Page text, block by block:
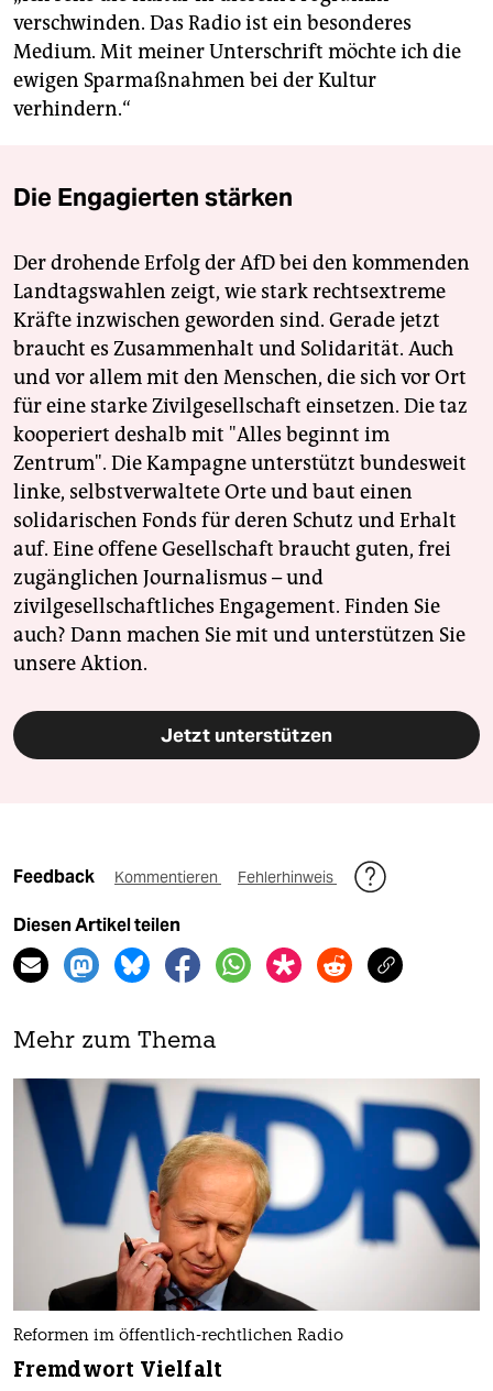
verschwinden. Das Radio ist ein besonderes
Medium. Mit meiner Unterschrift möchte ich die
ewigen Sparmaßnahmen bei der Kultur
verhindern.“
Die Engagierten stärken
Der drohende Erfolg der AfD bei den kommenden
Landtagswahlen zeigt, wie stark rechtsextreme
Kräfte inzwischen geworden sind. Gerade jetzt
braucht es Zusammenhalt und Solidarität. Auch
und vor allem mit den Menschen, die sich vor Ort
für eine starke Zivilgesellschaft einsetzen. Die taz
kooperiert deshalb mit "Alles beginnt im
Zentrum". Die Kampagne unterstützt bundesweit
linke, selbstverwaltete Orte und baut einen
solidarischen Fonds für deren Schutz und Erhalt
auf. Eine offene Gesellschaft braucht guten, frei
zugänglichen Journalismus – und
zivilgesellschaftliches Engagement. Finden Sie
auch? Dann machen Sie mit und unterstützen Sie
unsere Aktion.
Jetzt unterstützen
Feedback Kommentieren Fehlerhinweis
Diesen Artikel teilen
Mehr zum Thema
Reformen im öffentlich-rechtlichen Radio
Fremdwort Vielfalt